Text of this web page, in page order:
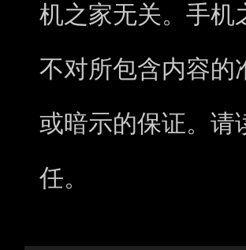
机之家无关。手机
不对所包含内容的
或暗示的保证。请
任。